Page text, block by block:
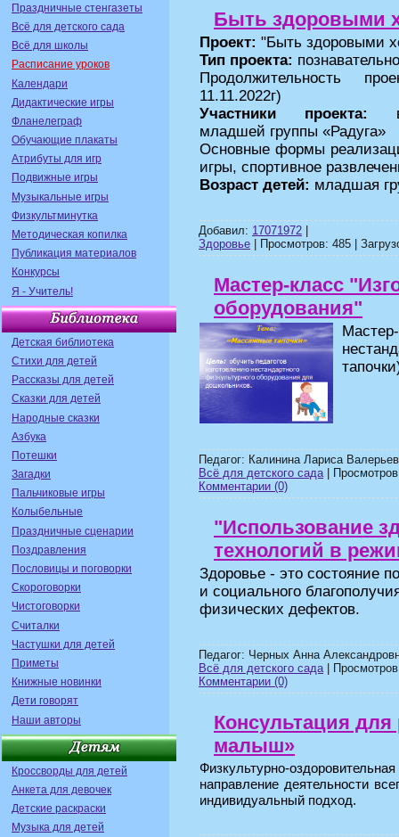
Праздничные стенгазеты
Всё для детского сада
Всё для школы
Расписание уроков
Календари
Дидактические игры
Фланелеграф
Обучающие плакаты
Атрибуты для игр
Подвижные игры
Музыкальные игры
Физкультминутка
Методическая копилка
Публикация материалов
Конкурсы
Я - Учитель!
Детская библиотека
Стихи для детей
Рассказы для детей
Сказки для детей
Народные сказки
Азбука
Потешки
Загадки
Пальчиковые игры
Колыбельные
Праздничные сценарии
Поздравления
Пословицы и поговорки
Скороговорки
Чистоговорки
Считалки
Частушки для детей
Приметы
Книжные новинки
Дети говорят
Наши авторы
Кроссворды для детей
Анкета для девочек
Детские раскраски
Музыка для детей
Быть здоровыми
Проект: "Быть здоровыми
Тип проекта:
Продолжительность
11.11.2022г)
Участники проекта:
младшей группы «Радуга»
Основные формы
игры, спортивное
Возраст детей: младшая
Добавил: 17071972
Здоровье | Просмотров: 485 |
Мастер-класс
оборудования"
Педагог: Калинина Лариса
Всё для детского сада|
Комментарии (0)
"Использование
технологий в
Здоровье - это состояние
и социального
физических дефектов.
Педагог: Черных Анна
Всё для детского сада|
Комментарии (0)
Консультация
малыш»
Физкультурно-
направление деятельности
индивидуальный подход.